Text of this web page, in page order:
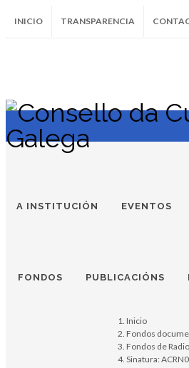
INICIO TRANSPARENCIA
InstagramFacebook
A INSTITUCIÓN EVENTOS
FONDOS PUBLICACIÓNS
Inicio
Fondos
Fondos de
Sinatura: